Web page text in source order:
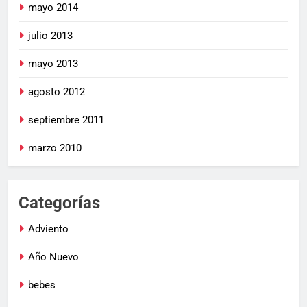
mayo 2014
julio 2013
mayo 2013
agosto 2012
septiembre 2011
marzo 2010
Categorías
Adviento
Año Nuevo
bebes